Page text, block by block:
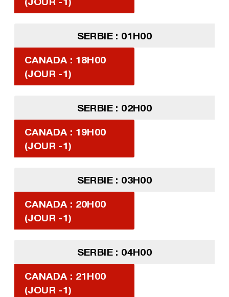
SERBIE : 01H00
CANADA : 18H00
(JOUR -1)
SERBIE : 02H00
CANADA : 19H00
(JOUR -1)
SERBIE : 03H00
CANADA : 20H00
(JOUR -1)
SERBIE : 04H00
CANADA : 21H00
(JOUR -1)